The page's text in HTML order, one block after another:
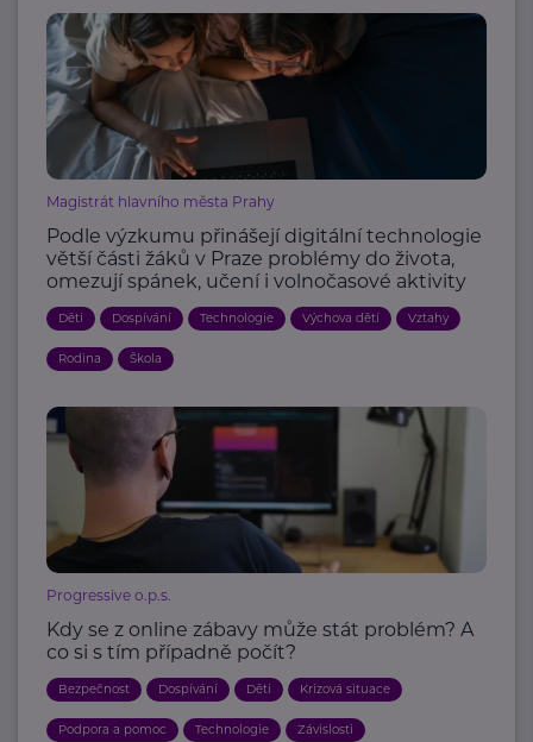
Magistrát hlavního města Prahy
Podle výzkumu přinášejí digitální technologie
větší části žáků v Praze problémy do života,
omezují spánek, učení i volnočasové aktivity
Děti Dospívání Technologie Výchova dětí Vztahy
Rodina Škola
Progressive o.p.s.
Kdy se z online zábavy může stát problém? A
co si s tím případně počít?
Bezpečnost Dospívání Děti Krizová situace
Podpora a pomoc Technologie Závislosti